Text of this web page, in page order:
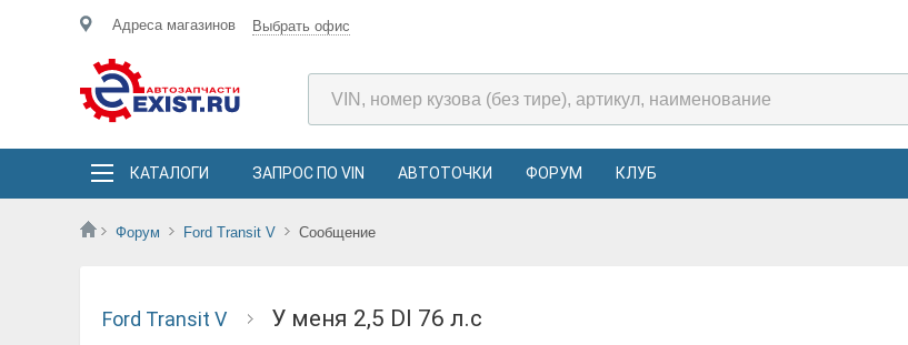
Адреса магазинов Выбрать офис
КАТАЛОГИ ЗАПРОС ПО VIN АВТОТОЧКИ ФОРУМ КЛУБ
Форум Ford Transit V Сообщение
Ford Transit V У меня 2,5 DI 76 л.с